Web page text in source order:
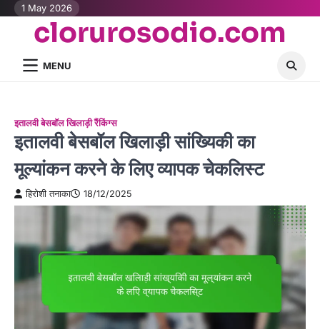
Skip
content
1 May 2026
clorurosodio.com
MENU
इतालवी बेसबॉल खिलाड़ी रैंकिंग्स
इतालवी बेसबॉल खिलाड़ी सांख्यिकी का
मूल्यांकन करने के लिए व्यापक चेकलिस्ट
हिरोशी तनाका 18/12/2025